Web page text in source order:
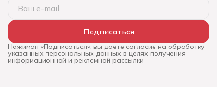
Подписаться
Нажимая «Подписаться», вы даете согласие на обработку
указанных персональных данных в целях получения
информационной и рекламной рассылки